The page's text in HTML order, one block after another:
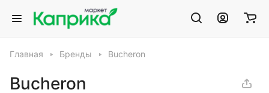
Главная Бренды Bucheron
Bucheron